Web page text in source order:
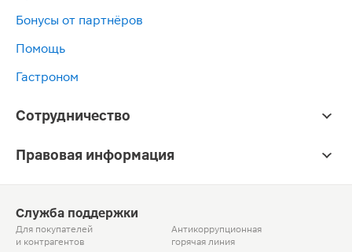
Бонусы от партнёров
Помощь
Гастроном
Сотрудничество
Правовая информация
Служба поддержки
Для покупателей
и контрагентов
Антикоррупционная
горячая линия